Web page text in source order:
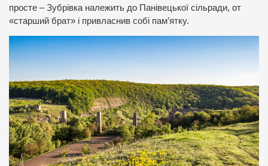
просте – Зубрівка належить до Панівецької сільради, от
«старший брат» і привласнив собі пам’ятку.